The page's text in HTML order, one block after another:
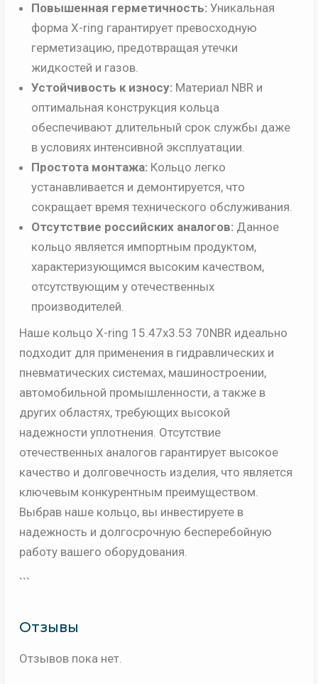
Повышенная герметичность:Уникальная
форма X-ring гарантирует превосходную
герметизацию, предотвращая утечки
жидкостей и газов.
Устойчивость к износу:Материал NBR и
оптимальная конструкция кольца
обеспечивают длительный срок службы даже
в условиях интенсивной эксплуатации.
Простота монтажа:Кольцо легко
устанавливается и демонтируется, что
сокращает время технического обслуживания.
Отсутствие российских аналогов:Данное
кольцо является импортным продуктом,
характеризующимся высоким качеством,
отсутствующим у отечественных
производителей.
Наше кольцо X-ring 15.47х3.53 70NBR идеально
подходит для применения в гидравлических и
пневматических системах, машиностроении,
автомобильной промышленности, а также в
других областях, требующих высокой
надежности уплотнения. Отсутствие
отечественных аналогов гарантирует высокое
качество и долговечность изделия, что является
ключевым конкурентным преимуществом.
Выбрав наше кольцо, вы инвестируете в
надежность и долгосрочную бесперебойную
работу вашего оборудования.
```
Отзывы
Отзывов пока нет.